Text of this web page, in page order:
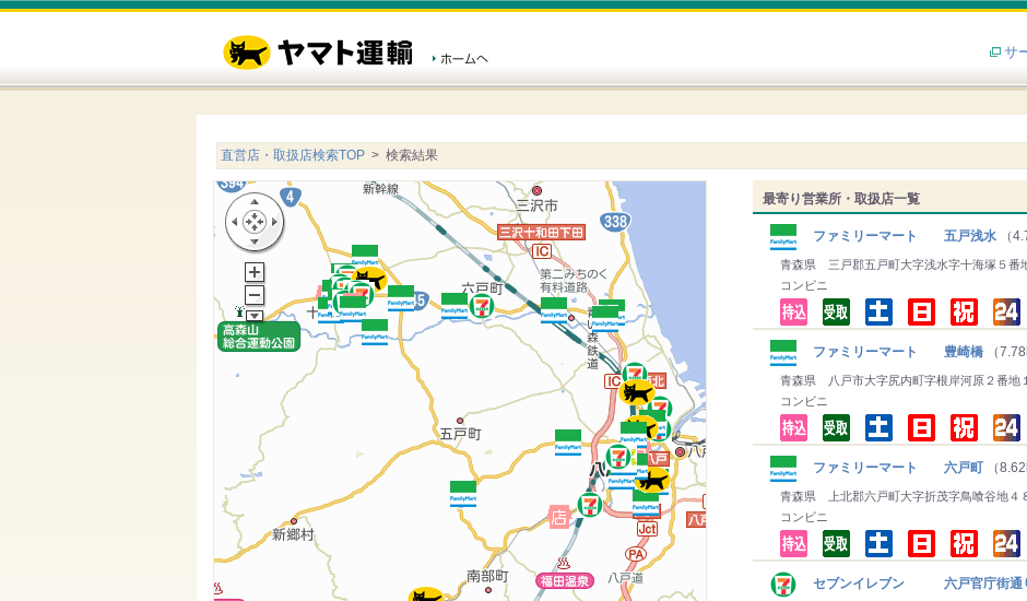
サ
直営店・取扱店検索TOP > 検索結果
最寄り営業所・取扱店一覧
ファミリーマート 五戸浅水 （
青森県 三戸郡五戸町大字浅水字十海塚５番
コンビニ
ファミリーマート 豊崎橋 （
青森県 八戸市大字尻内町字根岸河原２番地１
コンビニ
ファミリーマート 六戸町 （
青森県 上北郡六戸町大字折茂字鳥喰谷地４
コンビニ
セブンイレブン 六戸官庁街通